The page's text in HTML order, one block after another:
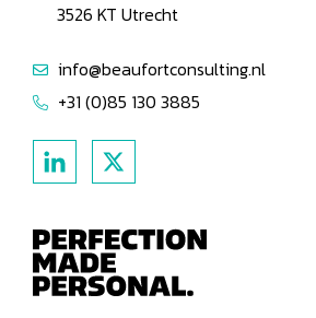
3526 KT Utrecht
info@beaufortconsulting.nl
+31 (0)85 130 3885